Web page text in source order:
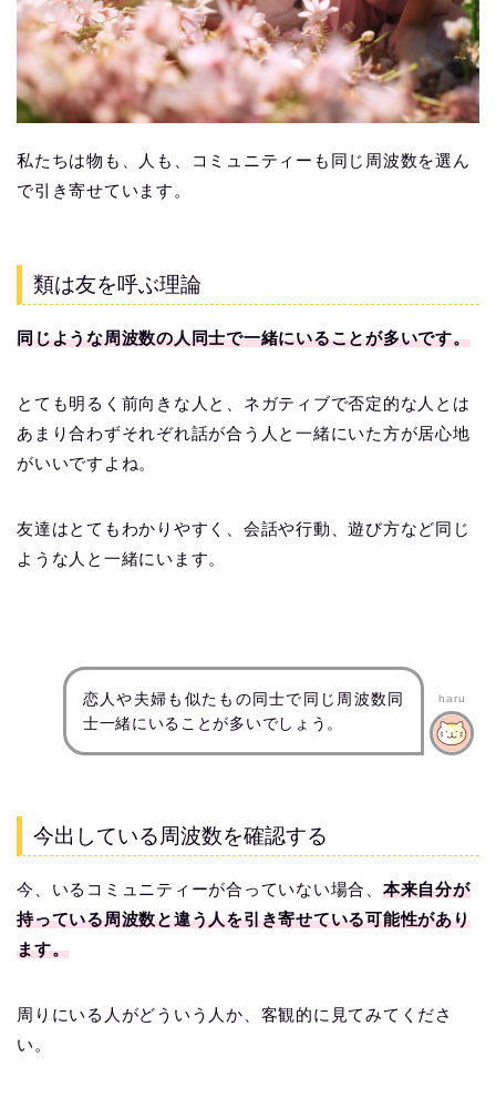
私たちは物も、人も、コミュニティーも同じ周波数を選ん
で引き寄せています。
類は友を呼ぶ理論
同じような周波数の人同士で一緒にいることが多いです。
とても明るく前向きな人と、ネガティブで否定的な人とは
あまり合わずそれぞれ話が合う人と一緒にいた方が居心地
がいいですよね。
友達はとてもわかりやすく、会話や行動、遊び方など同じ
ような人と一緒にいます。
恋人や夫婦も似たもの同士で同じ周波数同
士一緒にいることが多いでしょう。
haru
今出している周波数を確認する
今、いるコミュニティーが合っていない場合、 本来自分が
持っている周波数と違う人を引き寄せている可能性があり
ます。
周りにいる人がどういう人か、客観的に見てみてくださ
い。